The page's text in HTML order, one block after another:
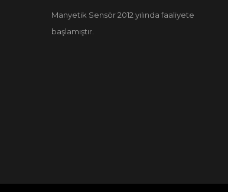
Manyetik Sensör 2012 yılında faaliyete
başlamıştır.